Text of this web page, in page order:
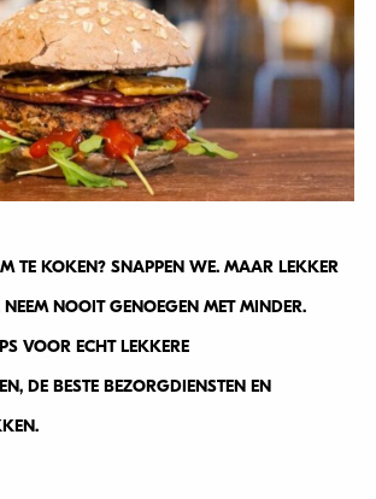
TE KOKEN? SNAPPEN WE. MAAR LEKKER
NEEM NOOIT GENOEGEN MET MINDER.
VOOR ECHT LEKKERE
DE BESTE BEZORGDIENSTEN EN